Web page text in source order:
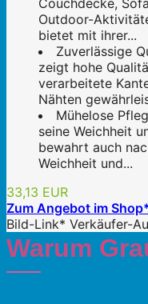
Couchdecke,
Outdoor-
bietet mit ihrer...
Zuverlässige
zeigt hohe
verarbeitete
Nähten
Mühelose
seine Weichheit
bewahrt auch
Weichheit und...
33,13 EUR
Zum Angebot im
Bild-Link* Verkäufer-
Warum